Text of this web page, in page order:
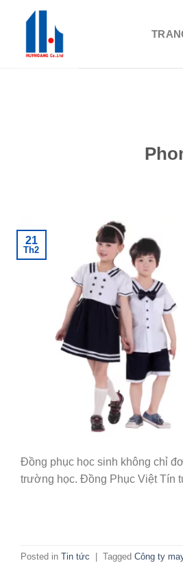
21
Th2
Đồng phục học sinh không chỉ
trường học. Đồng Phục Việt Tín
Posted in Tin tức Tagged Công ty